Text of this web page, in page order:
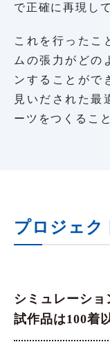
で正確に再現し
これを行ったこ
ムの張力がどの
ンすることがで
見いだされた最
ーツをつくるこ
プロジェク
シミュレーシ
試作品は100着